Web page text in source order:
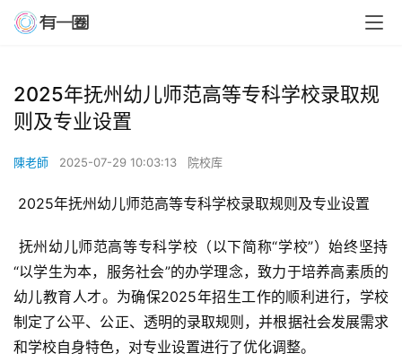
2025年抚州幼儿师范高等专科学校录取规
则及专业设置
陳老師 2025-07-29 10:03:13 院校库
2025年抚州幼儿师范高等专科学校录取规则及专业设置
“以学生为本，服务社会”的办学理念，致力于培养高素质的
幼儿教育人才。为确保2025年招生工作的顺利进行，学校
制定了公平、公正、透明的录取规则，并根据社会发展需求
和学校自身特色，对专业设置进行了优化调整。